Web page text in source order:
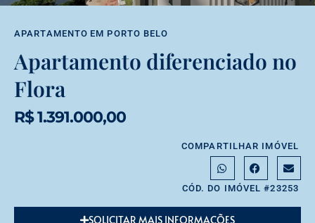
APARTAMENTO EM PORTO BELO
Apartamento diferenciado no
Flora
R$ 1.391.000,00
COMPARTILHAR IMÓVEL
CÓD. DO IMÓVEL #23253
SOLICITAR MAIS INFORMAÇÕES